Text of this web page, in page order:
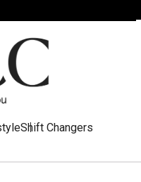
Shift Changers